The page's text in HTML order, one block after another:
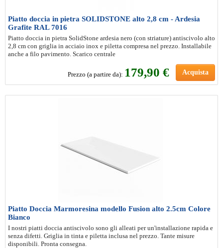
Piatto doccia in pietra SOLIDSTONE alto 2,8 cm - Ardesia
Grafite RAL 7016
Piatto doccia in pietra SolidStone ardesia nero (con striature) antiscivolo alto
2,8 cm con griglia in acciaio inox e piletta compresa nel prezzo. Installabile
anche a filo pavimento. Scarico centrale
Prezzo (a partire da): 179,90 € Acquista
Piatto Doccia Marmoresina modello Fusion alto 2.5cm Colore
Bianco
I nostri piatti doccia antiscivolo sono gli alleati per un'installazione rapida e
senza difetti. Griglia in tinta e piletta inclusa nel prezzo. Tante misure
disponibili. Pronta consegna.